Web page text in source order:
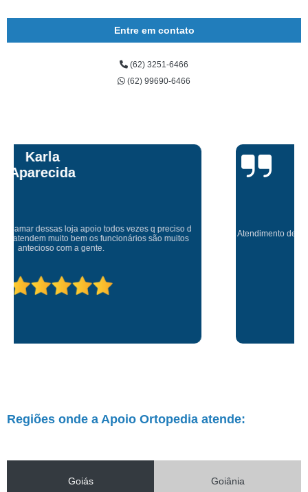
Entre em contato
(62) 3251-6466
(62) 99690-6466
Atendimento de primeira! Sempre muito atenciosos com a gente, Silvete tá
de parabéns pelo atendimento.
Regiões onde a Apoio Ortopedia atende:
Goiás Goiânia